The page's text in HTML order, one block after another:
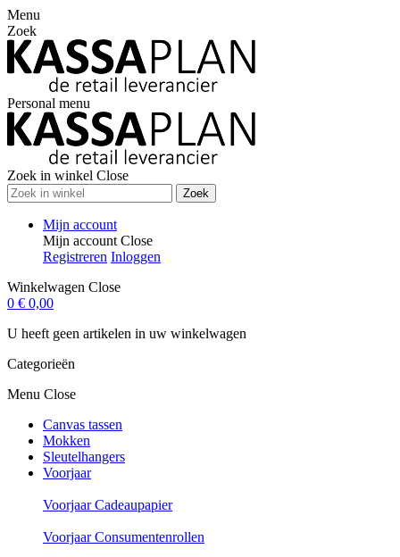
Menu
Zoek
Personal menu
Zoek in winkel Close
Zoek
Mijn account
Mijn account Close
Registreren Inloggen
Winkelwagen Close
0 € 0,00
U heeft geen artikelen in uw winkelwagen
Categorieën
Menu Close
Canvas tassen
Mokken
Sleutelhangers
Voorjaar
Voorjaar Cadeaupapier
Voorjaar Consumentenrollen